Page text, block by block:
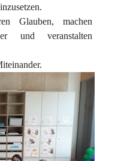
Glauben, machen
und veranstalten